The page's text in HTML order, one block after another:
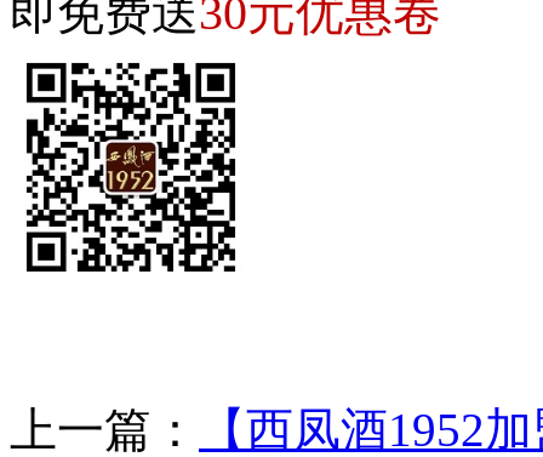
即免费送30元优惠卷
上一篇：
【西凤酒1952